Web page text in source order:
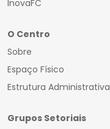
InovaFC
O Centro
Sobre
Espaço Físico
Estrutura Administrativa
Grupos Setoriais